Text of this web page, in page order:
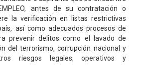
antes de su contratación o
la verificación en listas restrictivas
así como adecuados procesos de
prevenir delitos como el lavado de
del terrorismo, corrupción nacional y
riesgos legales, operativos y